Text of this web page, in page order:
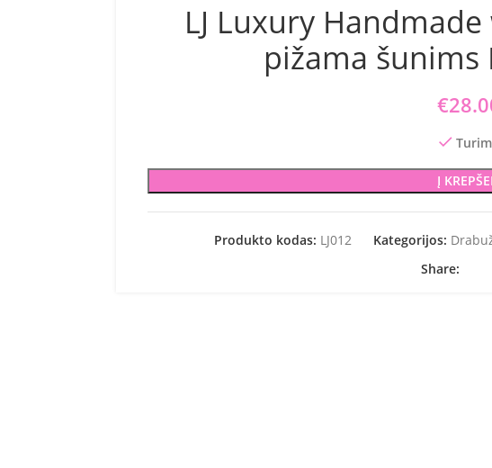
LJ Luxury
pižama šunims
€
Į
Produkto kodas: LJ012 Kategorijos:
Share: